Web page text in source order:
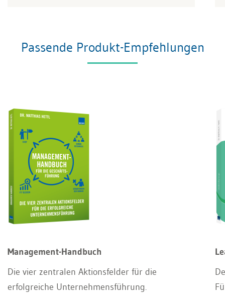
Passende Produkt-Empfehlungen
Management-Handbuch
Die vier zentralen Aktionsfelder für die
erfolgreiche Unternehmensführung.